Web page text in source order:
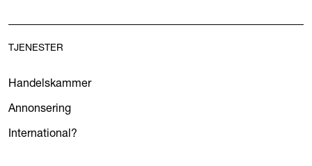
TJENESTER
Handelskammer
Annonsering
International?